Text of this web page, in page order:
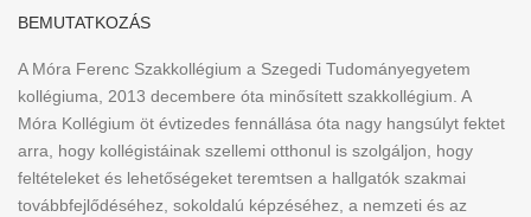
BEMUTATKOZÁS
A Móra Ferenc Szakkollégium a Szegedi Tudományegyetem
kollégiuma, 2013 decembere óta minősített szakkollégium. A
Móra Kollégium öt évtizedes fennállása óta nagy hangsúlyt fektet
arra, hogy kollégistáinak szellemi otthonul is szolgáljon, hogy
feltételeket és lehetőségeket teremtsen a hallgatók szakmai
továbbfejlődéséhez, sokoldalú képzéséhez, a nemzeti és az